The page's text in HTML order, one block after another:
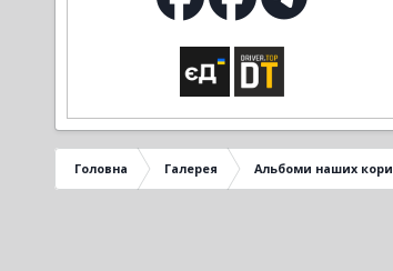
Головна Галерея Альбоми наших